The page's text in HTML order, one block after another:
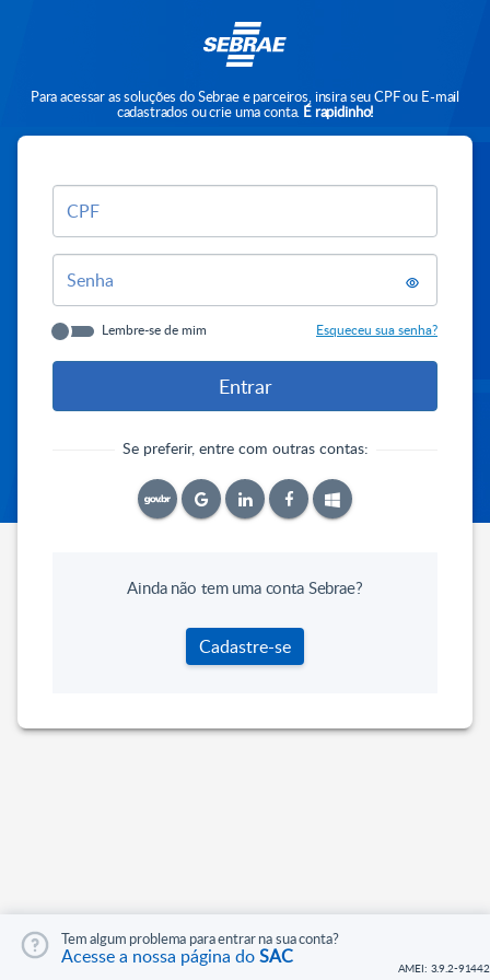
Para acessar as soluções do Sebrae e parceiros, insira seu CPF ou E-mail
cadastrados ou crie uma conta. É rapidinho!
CPF
Senha
Lembre-se de mim Esqueceu sua senha?
Se preferir, entre com outras contas:
Tem algum problema para entrar na sua conta?
Acesse a nossa página doSAC
Ainda não tem uma conta Sebrae?
Cadastre-se
AMEI: 3.9.2-91442